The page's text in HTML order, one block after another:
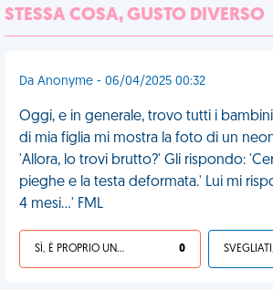
STESSA COSA, GUSTO DIVERSO
Da Anonyme - 06/04/2025 00:32
Oggi, e in generale, trovo tutti i
di mia figlia mi mostra la foto di un
'Allora, lo trovi brutto?' Gli rispondo:
pieghe e la testa deformata.' Lui mi
4 mesi...' FML
SÌ, È PROPRIO UNA VDM! 0